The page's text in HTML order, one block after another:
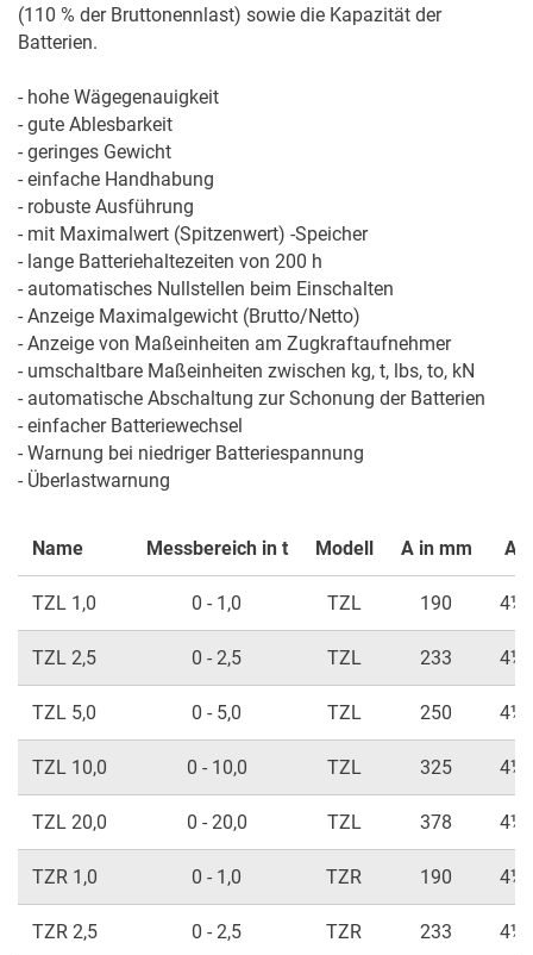
(110 % der Bruttonennlast) sowie die Kapazität der
Batterien.
- hohe Wägegenauigkeit
- gute Ablesbarkeit
- geringes Gewicht
- einfache Handhabung
- robuste Ausführung
- mit Maximalwert (Spitzenwert) -Speicher
- lange Batteriehaltezeiten von 200 h
- automatisches Nullstellen beim Einschalten
- Anzeige Maximalgewicht (Brutto/Netto)
- Anzeige von Maßeinheiten am Zugkraftaufnehmer
- umschaltbare Maßeinheiten zwischen kg, t, lbs, to, kN
- automatische Abschaltung zur Schonung der Batterien
- einfacher Batteriewechsel
- Warnung bei niedriger Batteriespannung
Name Messbereich in t Modell A in mm
TZL 1,0 0 - 1,0 TZL 190 4½
TZL 2,5 0 - 2,5 TZL 233 4½
TZL 5,0 0 - 5,0 TZL 250 4½
TZL 10,0 0 - 10,0 TZL 325 4½
TZL 20,0 0 - 20,0 TZL 378 4½
TZR 1,0 0 - 1,0 TZR 190 4½
TZR 2,5 0 - 2,5 TZR 233 4½